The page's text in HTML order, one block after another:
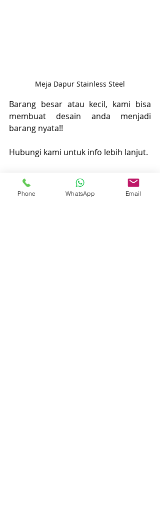
Meja Dapur Stainless Steel
Barang besar atau kecil, kami bisa
membuat desain anda menjadi
barang nyata!!
Hubungi kami untuk info lebih lanjut.
Phone WhatsApp Email